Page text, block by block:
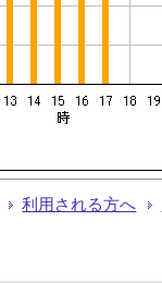
利用される方へ